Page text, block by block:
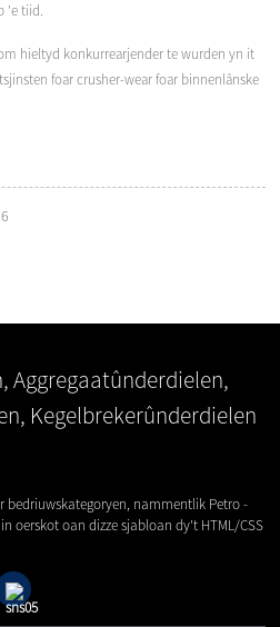
'e tiid.
hieltyd konkurrearjender te wurden yn it
foar crusher-wear foar binnenlânske
bedriuwskategoryen, nammentlik Petro -
oerskot oan dizze sjabloan dy't HTML/CSS